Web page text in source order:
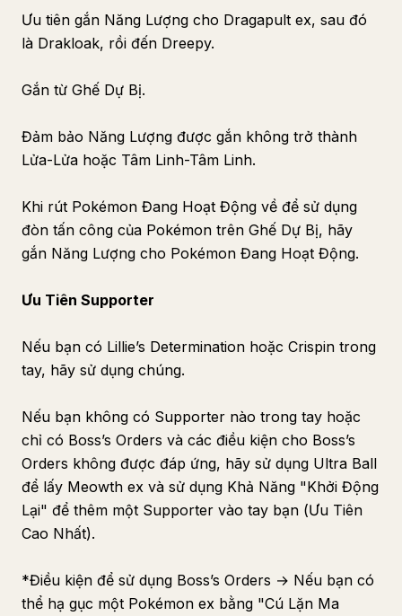
Ưu tiên gắn Năng Lượng cho Dragapult ex, sau đó
là Drakloak, rồi đến Dreepy.
Gắn từ Ghế Dự Bị.
Đảm bảo Năng Lượng được gắn không trở thành
Lửa-Lửa hoặc Tâm Linh-Tâm Linh.
Khi rút Pokémon Đang Hoạt Động về để sử dụng
đòn tấn công của Pokémon trên Ghế Dự Bị, hãy
gắn Năng Lượng cho Pokémon Đang Hoạt Động.
Ưu Tiên Supporter
Nếu bạn có Lillie’s Determination hoặc Crispin trong
tay, hãy sử dụng chúng.
Nếu bạn không có Supporter nào trong tay hoặc
chỉ có Boss’s Orders và các điều kiện cho Boss’s
Orders không được đáp ứng, hãy sử dụng Ultra Ball
để lấy Meowth ex và sử dụng Khả Năng "Khởi Động
Lại" để thêm một Supporter vào tay bạn (Ưu Tiên
Cao Nhất).
*Điều kiện để sử dụng Boss’s Orders → Nếu bạn có
thể hạ gục một Pokémon ex bằng "Cú Lặn Ma